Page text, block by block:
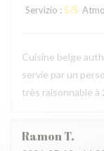
Servizio : 5/5
Cuisine belge
servie par un
très raisonnable à
RamonT